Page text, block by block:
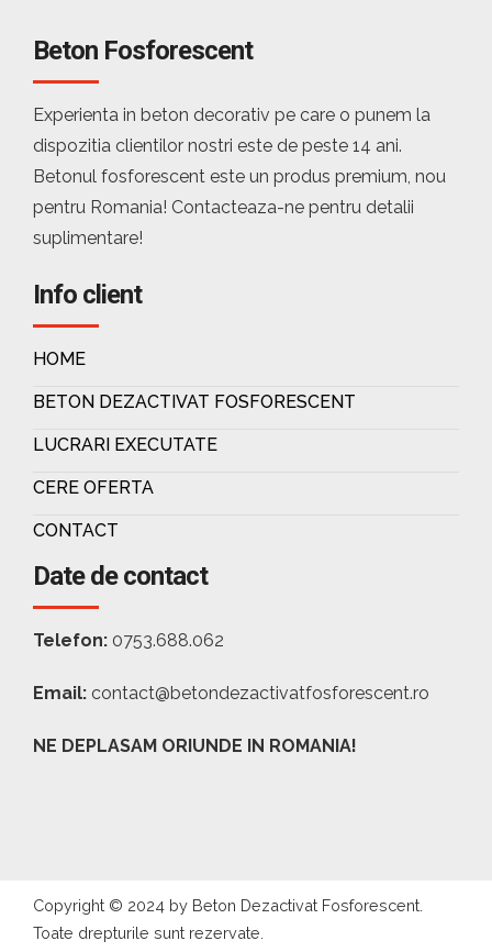
Beton Fosforescent
Experienta in beton decorativ pe care o punem la
dispozitia clientilor nostri este de peste 14 ani.
Betonul fosforescent este un produs premium, nou
pentru Romania! Contacteaza-ne pentru detalii
suplimentare!
Info client
HOME
BETON DEZACTIVAT FOSFORESCENT
LUCRARI EXECUTATE
CERE OFERTA
CONTACT
Date de contact
Telefon: 0753.688.062
Email: contact@betondezactivatfosforescent.ro
NE DEPLASAM ORIUNDE IN ROMANIA!
Copyright © 2024 by Beton Dezactivat Fosforescent.
Toate drepturile sunt rezervate.